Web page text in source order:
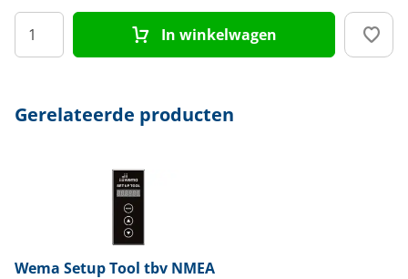
In winkelwagen
Gerelateerde producten
Wema Setup Tool tbv NMEA